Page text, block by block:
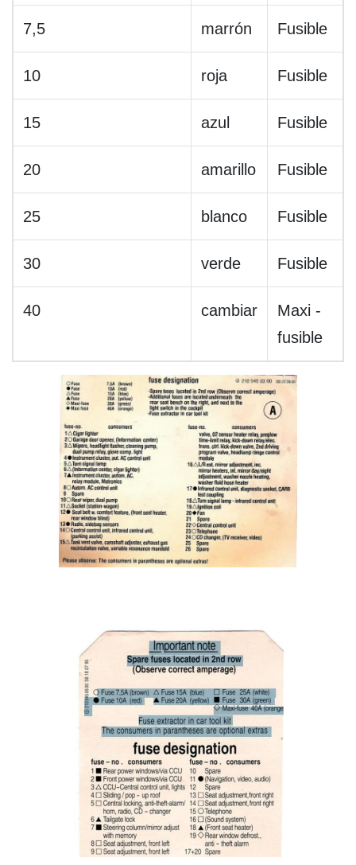
7,5 marrón Fusible
10 roja Fusible
15 azul Fusible
20 amarillo Fusible
25 blanco Fusible
30 verde Fusible
40 cambiar
Maxi -
fusible